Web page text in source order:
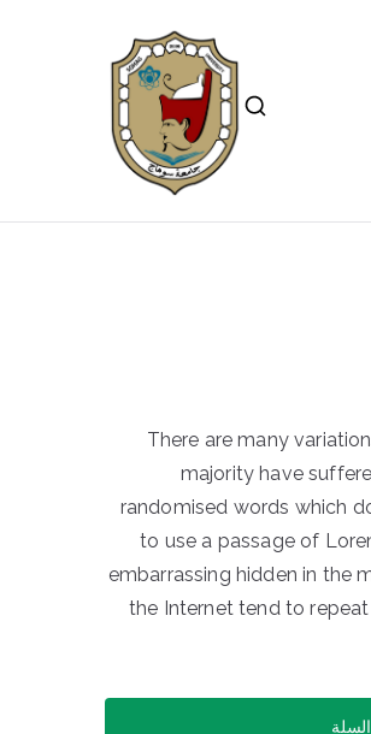
There are many
majority have
randomised words which
to use a passage of
embarrassing hidden in the
the Internet tend to